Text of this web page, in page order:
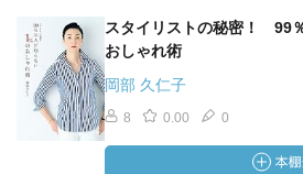
スタイリストの秘密！ 99
おしゃれ術
岡部 久仁子
8 0.00 0